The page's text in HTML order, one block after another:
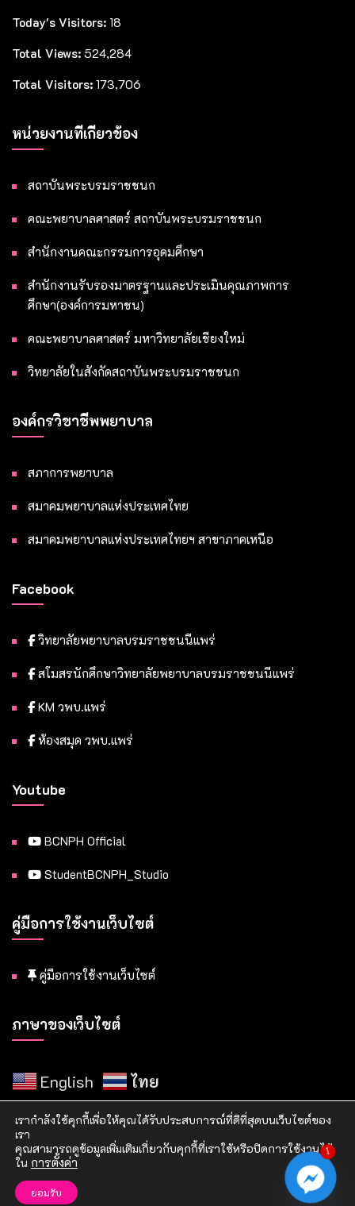
Today's Visitors: 18
Total Views: 524,284
Total Visitors: 173,706
หน่วยงานที่เกี่ยวข้อง
สถาบันพระบรมราชชนก
คณะพยาบาลศาสตร์ สถาบันพระบรมราชชนก
สำนักงานคณะกรรมการอุดมศึกษา
สำนักงานรับรองมาตรฐานและประเมินคุณภาพการ
ศึกษา(องค์การมหาชน)
คณะพยาบาลศาสตร์ มหาวิทยาลัยเชียงใหม่
วิทยาลัยในสังกัดสถาบันพระบรมราชชนก
องค์กรวิชาชีพพยาบาล
สภาการพยาบาล
สมาคมพยาบาลแห่งประเทศไทย
สมาคมพยาบาลแห่งประเทศไทยฯ สาขาภาคเหนือ
Facebook
วิทยาลัยพยาบาลบรมราชชนนีแพร่
สโมสรนักศึกษาวิทยาลัยพยาบาลบรมราชชนนีแพร่
KM วพบ.แพร่
ห้องสมุด วพบ.แพร่
Youtube
BCNPH Official
StudentBCNPH_Studio
คู่มือการใช้งานเว็บไซต์
คู่มือการใช้งานเว็บไซต์
ภาษาของเว็บไซต์
English ไทย
Copyright © 2021 วิทยาลัยพยาบาลบรมราชชนนี แพร่
เรากำลังใช้คุกกี้เพื่อให้คุณได้รับประสบการณ์ที่ดีที่สุดบนเว็บไซต์ของ
เรา
คุณสามารถดูข้อมูลเพิ่มเติมเกี่ยวกับคุกกี้ที่เราใช้หรือปิดการใช้งานได้
ใน การตั้งค่า
ยอมรับ
1